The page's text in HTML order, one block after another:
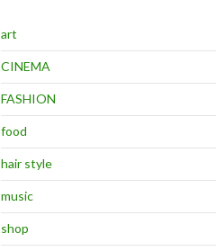
art
CINEMA
FASHION
food
hair style
music
shop